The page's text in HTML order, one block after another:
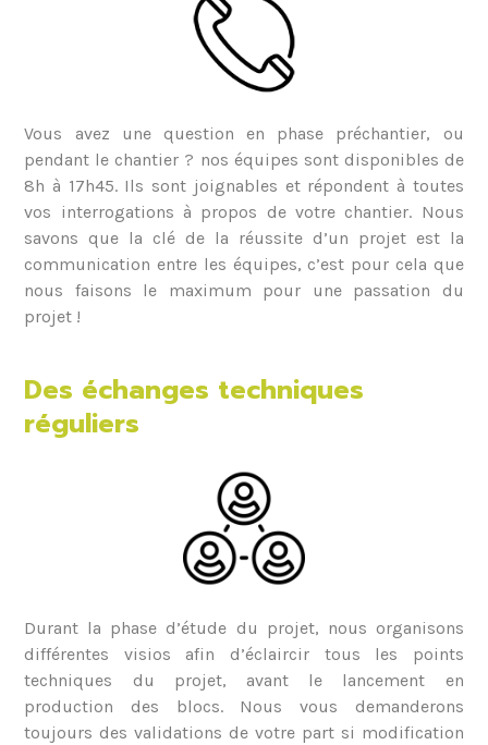
Vous avez une question en phase préchantier, ou
pendant le chantier ? nos équipes sont disponibles de
8h à 17h45. Ils sont joignables et répondent à toutes
vos interrogations à propos de votre chantier. Nous
savons que la clé de la réussite d’un projet est la
communication entre les équipes, c’est pour cela que
nous faisons le maximum pour une passation du
projet !
Des échanges techniques
réguliers
Durant la phase d’étude du projet, nous organisons
différentes visios afin d’éclaircir tous les points
techniques du projet, avant le lancement en
production des blocs. Nous vous demanderons
toujours des validations de votre part si modification